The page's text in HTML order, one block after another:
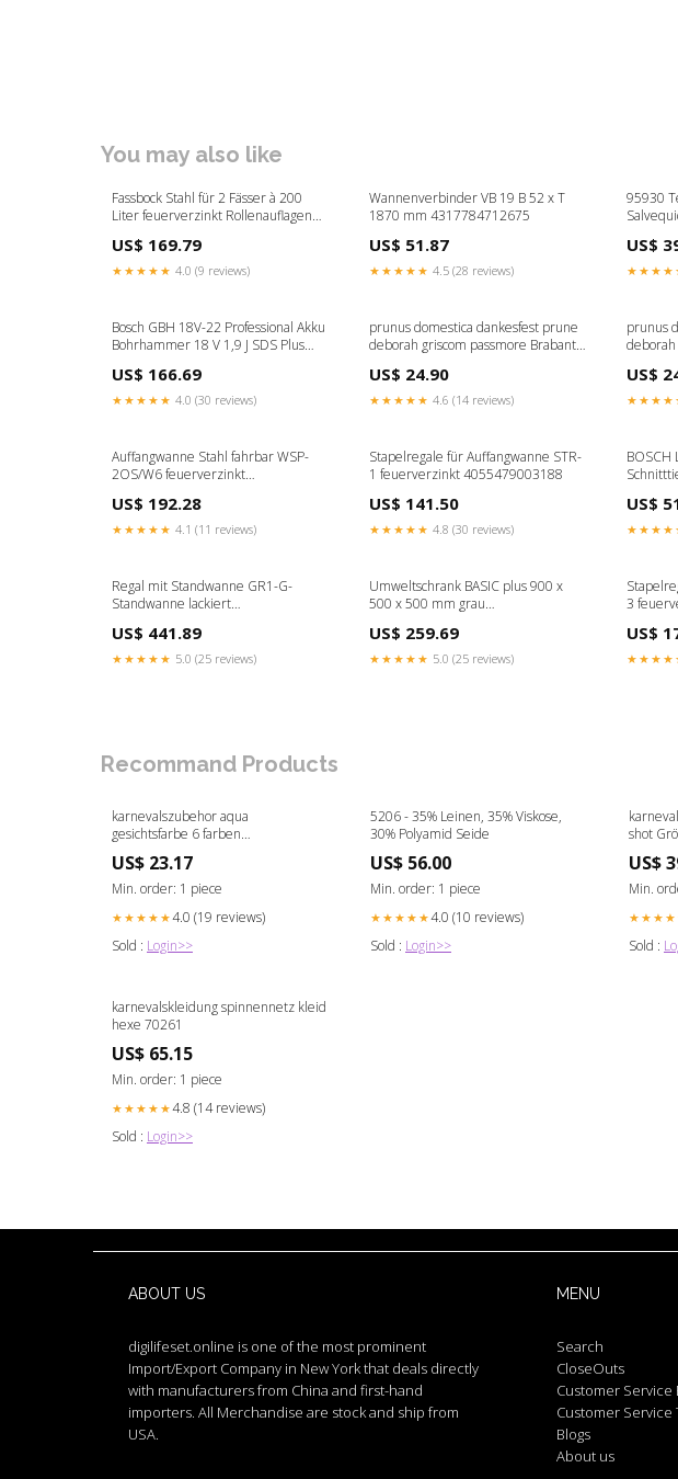
You may also like
Fassbock Stahl für 2 Fässer à 200
Liter feuerverzinkt Rollenauflagen
US$ 169.79
★★★★★ 4.0 (9 reviews)
Wannenverbinder VB 19 B 52 x T
1870 mm 4317784712675
US$ 51.87
★★★★★ 4.5 (28 reviews)
95930
US$
Bosch GBH 18V-22 Professional Akku
Bohrhammer 18 V 1,9 J SDS Plus
+ Ladegerät T - Platon
US$ 166.69
★★★★★ 4.0 (30 reviews)
prunus domestica dankesfest prune
deborah griscom passmore Brabant
US$ 24.90
★★★★★ 4.6 (14 reviews)
prunus
deborah
US$
Auffangwanne Stahl fahrbar WSP-
2OS/W6 feuerverzinkt
US$ 192.28
★★★★★ 4.1 (11 reviews)
Stapelregale für Auffangwanne STR-
1 feuerverzinkt 4055479003188
US$ 141.50
★★★★★ 4.8 (30 reviews)
BOSCH
US$
Regal mit Standwanne GR1-G-
Standwanne lackiert
US$ 441.89
★★★★★ 5.0 (25 reviews)
Umweltschrank BASIC plus 900 x
500 x 500 mm grau
US$ 259.69
★★★★★ 5.0 (25 reviews)
3
US$
Recommand Products
karnevalszubehor aqua
gesichtsfarbe 6 farben
US$ 23.17
Min. order: 1 piece
★★★★★4.0 (19 reviews)
Sold : Login>>
5206 - 35% Leinen, 35% Viskose,
30% Polyamid Seide
US$ 56.00
Min. order: 1 piece
★★★★★4.0 (10 reviews)
Sold : Login>>
shot
US$
Min.
Sold :
karnevalskleidung spinnennetz kleid
hexe 70261
US$ 65.15
Min. order: 1 piece
★★★★★4.8 (14 reviews)
Sold : Login>>
ABOUT US
digilifeset.online is one of the most prominent
Import/Export Company in New York that deals directly
with manufacturers from China and first-hand
importers. All Merchandise are stock and ship from
USA.
MENU
Search
CloseOuts
Customer Service
Customer Service
Blogs
About us